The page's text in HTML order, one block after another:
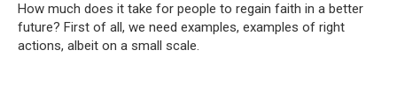
How much does it take for people to regain faith in a better
future? First of all, we need examples, examples of right
actions, albeit on a small scale.